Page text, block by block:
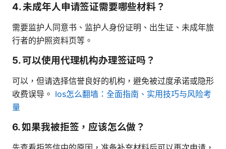
4. 未成年人申请签证需要哪些材料？
需要监护人同意书、监护人身份证明、出生证、未成年旅
行者的护照资料页等。
5. 可以使用代理机构办理签证吗？
可以，但请选择信誉良好的机构，避免被过度承诺或隐形
收费误导。 Ios怎么翻墙：全面指南、实用技巧与风险考
量
6. 如果我被拒签，应该怎么做？